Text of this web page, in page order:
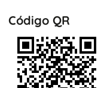
Código QR